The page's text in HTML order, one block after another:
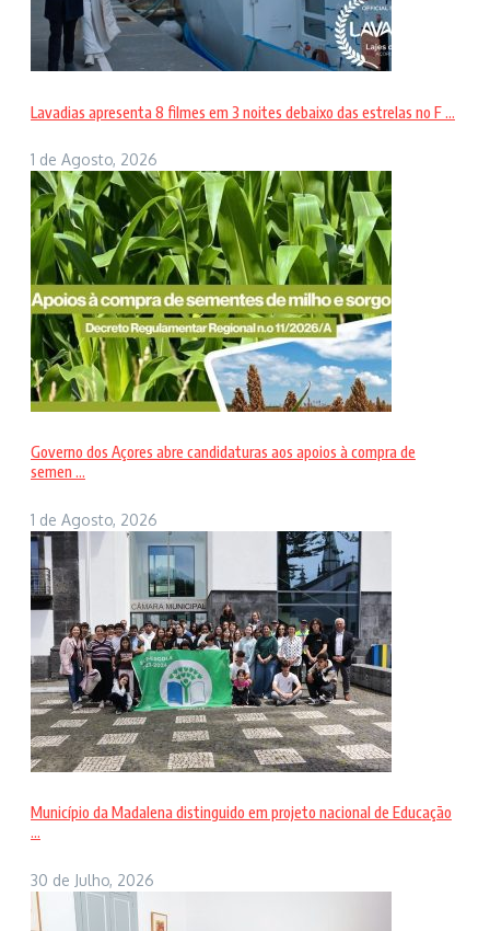
Lavadias apresenta 8 filmes em 3 noites debaixo das estrelas no F ...
1 de Agosto, 2026
Governo dos Açores abre candidaturas aos apoios à compra de
semen ...
1 de Agosto, 2026
Município da Madalena distinguido em projeto nacional de Educação
...
30 de Julho, 2026